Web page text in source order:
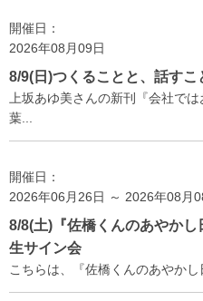
開催日：
2026年08月09日
8/9(日)つくることと、話すこ
上坂あゆ美さんの新刊『会社で
葉...
開催日：
2026年06月26日 ～ 2026年08月
8/8(土)『佐橋くんのあやか
生サイン会
こちらは、『佐橋くんのあやか